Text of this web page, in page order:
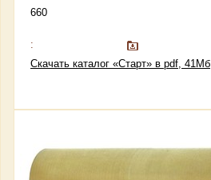
660
:
Скачать каталог «Старт» в pdf, 41Мб